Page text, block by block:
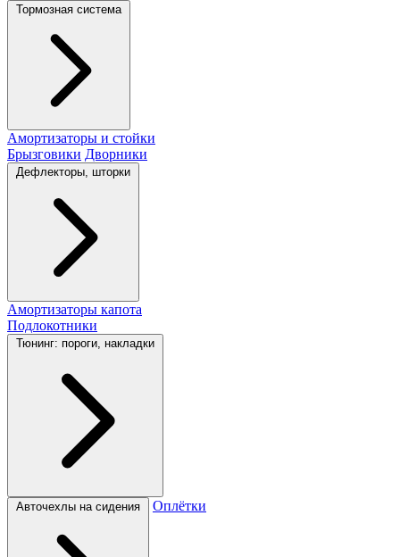
Тормозная система
Амортизаторы и стойки
Брызговики Дворники
Дефлекторы, шторки
Амортизаторы капота
Подлокотники
Тюнинг: пороги, накладки
Авточехлы на сидения Оплётки